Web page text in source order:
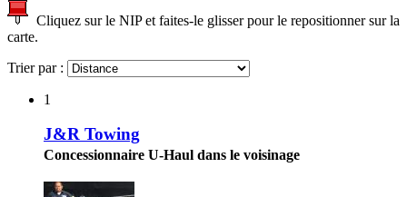
Cliquez sur le NIP et faites-le glisser pour le repositionner sur la
carte.
Trier par :
1
J&R Towing
Concessionnaire U-Haul dans le voisinage